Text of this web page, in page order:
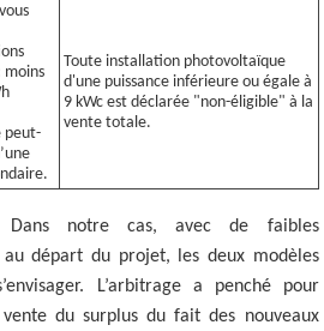
moins
peut-
Toute installation photovoltaïque
d'une puissance inférieure ou égale à
9 kWc est déclarée "non-éligible" à la
vente totale.
notre cas, avec de faibles
au départ du projet, les deux modèles
L’arbitrage a penché pour
vente du surplus du fait des nouveaux